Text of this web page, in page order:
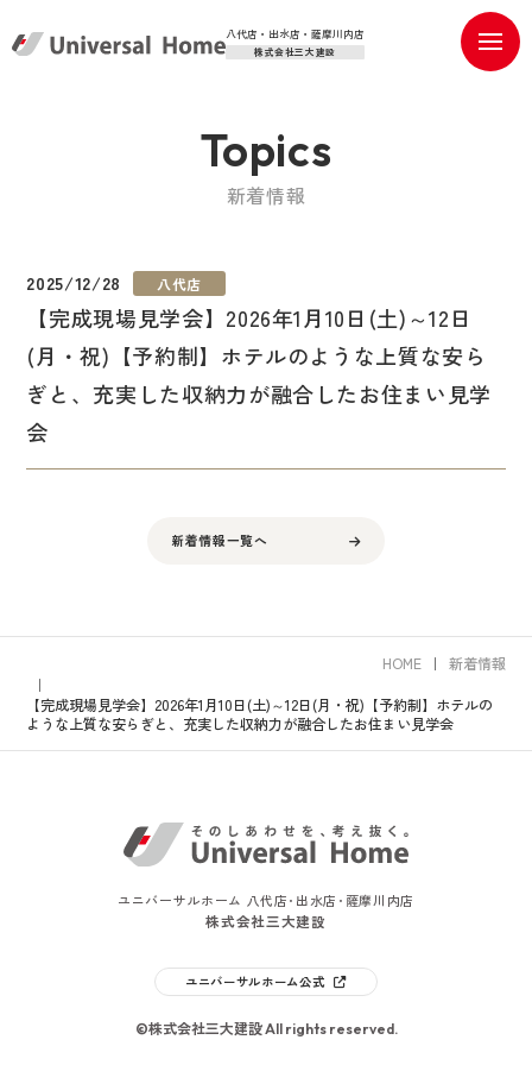
八代店・出水店・薩摩川内店
株式会社三大建設
Topics
新着情報
2025/12/28 八代店
【完成現場見学会】2026年1月10日(土)～12日
(月・祝)【予約制】ホテルのような上質な安ら
ぎと、充実した収納力が融合したお住まい見学
会
新着情報一覧へ
HOME 新着情報
【完成現場見学会】2026年1月10日(土)～12日(月・祝)【予約制】ホテルの
ような上質な安らぎと、充実した収納力が融合したお住まい見学会
ユニバーサルホーム 八代店･出水店･薩摩川内店
株式会社三大建設
ユニバーサルホーム公式
©株式会社三大建設 All rights reserved.